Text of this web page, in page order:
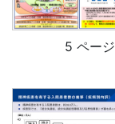
5 ページ